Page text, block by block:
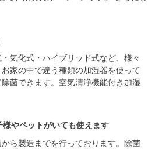
気化式・ハイブリッド式など、様々
家の中で違う種類の加湿器を使って
菌できます。空気清浄機能付き加湿
やペットがいても使えます
ら製造までを行っております。除菌